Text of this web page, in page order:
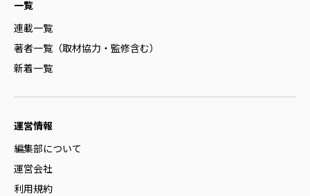
一覧
連載一覧
著者一覧（取材協力・監修含む）
新着一覧
運営情報
編集部について
運営会社
利用規約